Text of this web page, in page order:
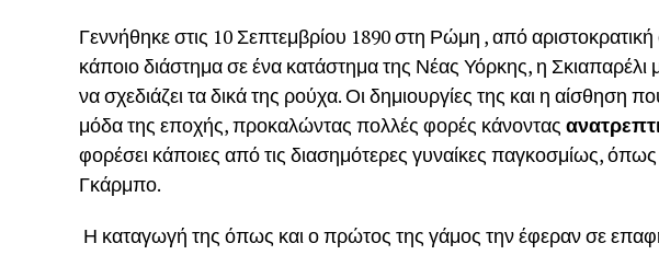
Γεννήθηκε στις 10 Σεπτεμβρίου 1890 στη Ρώμη , από αριστοκρατική
κάποιο διάστημα σε ένα κατάστημα της Νέας Υόρκης, η Σκιαπαρέλι
να σχεδιάζει τα δικά της ρούχα. Οι δημιουργίες της και η αίσθηση
μόδα της εποχής, προκαλώντας πολλές φορές κάνοντας
φορέσει κάποιες από τις διασημότερες γυναίκες παγκοσμίως,
Γκάρμπο.
Η καταγωγή της όπως και ο πρώτος της γάμος την έφεραν σε